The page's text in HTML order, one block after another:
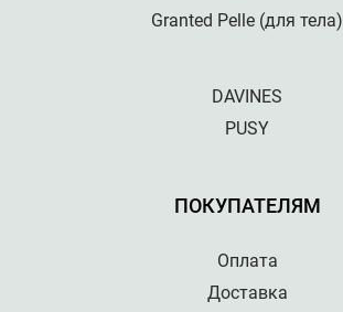
Granted Pelle (для тела)
DAVINES
PUSY
ПОКУПАТЕЛЯМ
Оплата
Доставка